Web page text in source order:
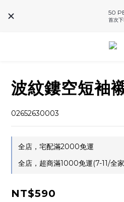
50
首次
波紋鏤空短袖
02652630003
全店，宅配滿2000免運
全店，超商滿1000免運(7-11/全
NT$590